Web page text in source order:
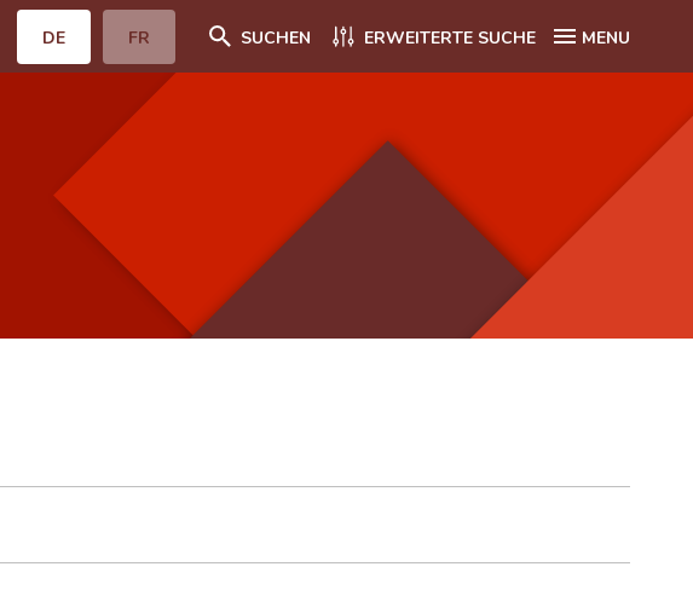
DE FR SUCHEN ERWEITERTE SUCHE MENU